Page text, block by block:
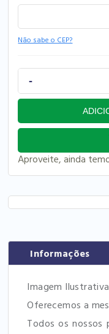
Não sabe o CEP?
Aproveite, ainda
Informações
Imagem
Oferecemos a
Todos os nossos